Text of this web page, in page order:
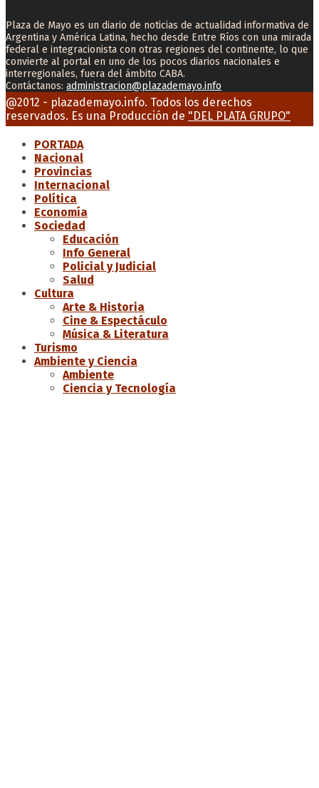
Plaza de Mayo es un diario de noticias de actualidad informativa de
Argentina y América Latina, hecho desde Entre Ríos con una mirada
federal e integracionista con otras regiones del continente, lo que
convierte al portal en uno de los pocos diarios nacionales e
interregionales, fuera del ámbito CABA.
Contáctanos: administracion@plazademayo.info
Facebook
Twitter
Instagram
Youtube
Email
@2012 - plazademayo.info. Todos los derechos
reservados. Es una Producción de "DEL PLATA GRUPO"
PORTADA
Nacional
Provincias
Internacional
Política
Economía
Sociedad
Educación
Info General
Policial y Judicial
Salud
Cultura
Arte & Historia
Cine & Espectáculo
Música & Literatura
Turismo
Ambiente y Ciencia
Ambiente
Ciencia y Tecnología